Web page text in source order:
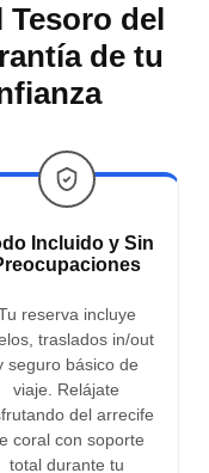
Tesoro del
de tu
Incluido y Sin
reserva incluye
traslados in/out
seguro básico de
viaje. Relájate
del arrecife
coral con soporte
total durante tu